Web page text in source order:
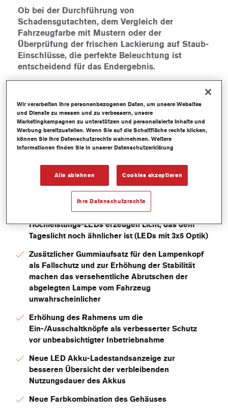
Ob bei der Durchführung von
Schadensgutachten, dem Vergleich der
Fahrzeugfarbe mit Mustern oder der
Überprüfung der frischen Lackierung auf Staub-
Einschlüsse, die perfekte Beleuchtung ist
entscheidend für das Endergebnis.
Optik mit 15 Hochleistungs-LEDs ermöglicht es dem
Anwender, verschiedene Helligkeits-
Intensitätsstufen einzustellen. Damit lassen sich sowohl
helle, als auch sehr dunkle Metallic-Farbtöne akkurat
vergleichen. Zusätzlich bietet die Q-Lite Tageslicht-
Lampe jeweils Einstellungen für helles Tageslicht,
vergleichbar mit dem Mittagslicht, sowie warmes
Abendlicht.
Verbessertes optisches System: Neue
Hochleistungs-LEDs erzeugen Licht, das dem
Tageslicht noch ähnlicher ist (LEDs mit 3x5 Optik)
Zusätzlicher Gummiaufsatz für den Lampenkopf
als Fallschutz und zur Erhöhung der Stabilität
machen das versehentliche Abrutschen der
abgelegten Lampe vom Fahrzeug
unwahrscheinlicher
Erhöhung des Rahmens um die
Ein-/Ausschaltknöpfe als verbesserter Schutz
vor unbeabsichtigter Inbetriebnahme
Neue LED Akku-Ladestandsanzeige zur
besseren Übersicht der verbleibenden
Nutzungsdauer des Akkus
Neue Farbkombination des Gehäuses
Wir verarbeiten Ihre personenbezogenen Daten, um unsere Websites
und Dienste zu messen und zu verbessern, unsere
Marketingkampagnen zu unterstützen und personalisierte Inhalte und
Werbung bereitzustellen. Wenn Sie auf die Schaltfläche rechts klicken,
können Sie Ihre Datenschutzrechte wahrnehmen. Weitere
Informationen finden Sie in unserer Datenschutzerklärung
Alle ablehnen Cookies akzeptieren
Ihre Datenschutzrechte